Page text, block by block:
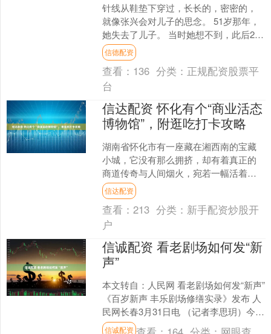
针线从鞋垫下穿过，长长的，密密的，
就像张兴会对儿子的思念。 51岁那年，
她失去了儿子。 当时她想不到，此后20
多年，她会一次次回到儿子卫国戍边牺
牲的地方，把自己....
信德配资
查看： 136 分类： 正规配资股票平
台
信达配资 怀化有个“商业活态
博物馆”，附逛吃打卡攻略
湖南省怀化市有一座藏在湘西南的宝藏
小城，它没有那么拥挤，却有着真正的
商道传奇与人间烟火，宛若一幅活着的
《清明上河图》。 “扼西南之咽喉，踞水
陆之要冲”，这座被誉....
信达配资
查看：213 分类： 新手配资炒股开
户
信诚配资 看老剧场如何发“新
声”
本文转自：人民网 看老剧场如何发“新声”
《百岁新声 丰乐剧场修缮实录》发布 人
民网长春3月31日电 （记者李思玥）今日
上午，《百岁新声 丰乐剧场修缮实录》
信诚配资